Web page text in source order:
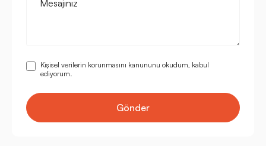
Mesajınız
Kişisel verilerin korunmasını kanununu okudum, kabul
ediyorum.
Gönder